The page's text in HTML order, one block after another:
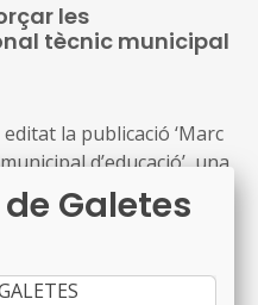
les
tècnic municipal
la publicació ‘Marc
d’educació’, una
el nou rol del
seu lideratge en el
les polítiques educatives
el 934
Galetes